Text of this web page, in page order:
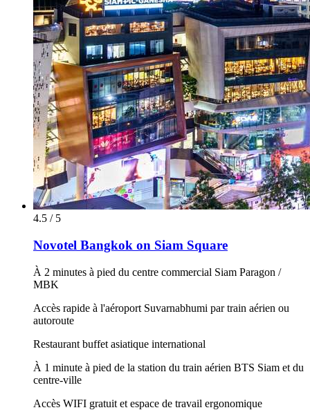
4.5 / 5
Novotel Bangkok on Siam Square
À 2 minutes à pied du centre commercial Siam Paragon /
MBK
Accès rapide à l'aéroport Suvarnabhumi par train aérien ou
autoroute
Restaurant buffet asiatique international
À 1 minute à pied de la station du train aérien BTS Siam et du
centre-ville
Accès WIFI gratuit et espace de travail ergonomique